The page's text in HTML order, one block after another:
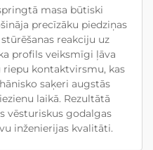
masa būtiski
precīzāku piedziņas
reakciju uz
profils veiksmīgi ļāva
kontaktvirsmu, kas
saķeri augstās
laikā. Rezultātā
vēsturiskus godalgas
inženierijas kvalitāti.